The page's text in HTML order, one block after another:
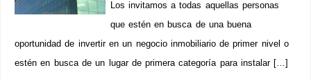
Los invitamos a todas aquellas personas
que estén en busca de una buena
oportunidad de invertir en un negocio inmobiliario de primer nivel o
estén en busca de un lugar de primera categoría para instalar […]